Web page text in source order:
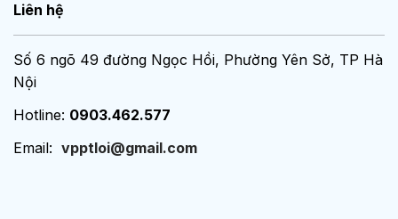
Liên hệ
Số 6 ngõ 49 đường Ngọc Hồi, Phường Yên Sở, TP Hà
Nội
Hotline: 0903.462.577
Email: vpptloi@gmail.com